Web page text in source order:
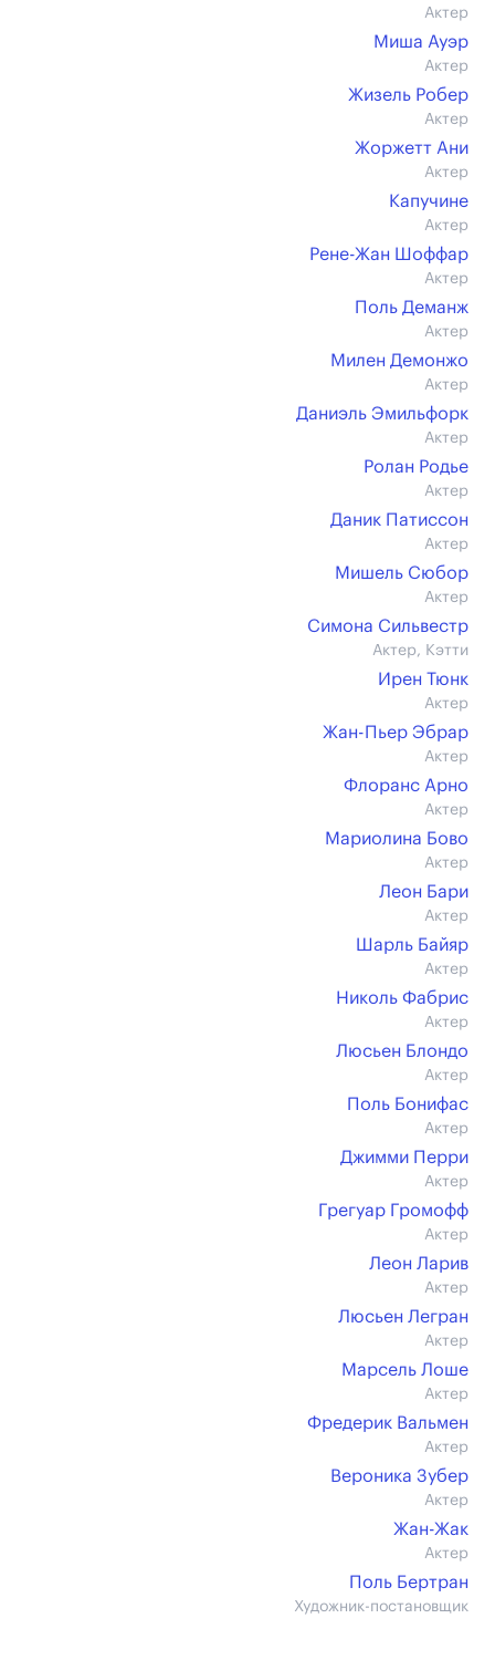
Актер
Миша Ауэр
Актер
Жизель Робер
Актер
Жоржетт Ани
Актер
Капучине
Актер
Рене-Жан Шоффар
Актер
Поль Деманж
Актер
Милен Демонжо
Актер
Даниэль Эмильфорк
Актер
Ролан Родье
Актер
Даник Патиссон
Актер
Мишель Сюбор
Актер
Симона Сильвестр
Актер, Кэтти
Ирен Тюнк
Актер
Жан-Пьер Эбрар
Актер
Флоранс Арно
Актер
Мариолина Бово
Актер
Леон Бари
Актер
Шарль Байяр
Актер
Николь Фабрис
Актер
Люсьен Блондо
Актер
Поль Бонифас
Актер
Джимми Перри
Актер
Грегуар Громофф
Актер
Леон Ларив
Актер
Люсьен Легран
Актер
Марсель Лоше
Актер
Фредерик Вальмен
Актер
Вероника Зубер
Актер
Жан-Жак
Актер
Поль Бертран
Художник-постановщик